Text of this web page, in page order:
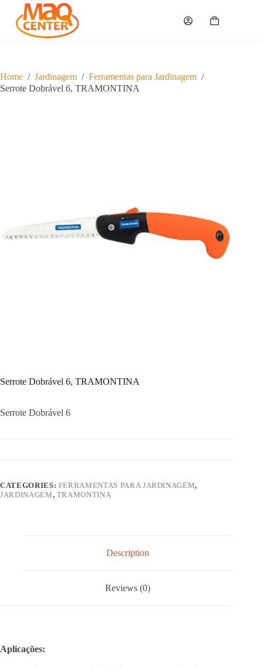
u
a
r
Carrinho
Home / Jardinagem / Ferramentas para Jardinagem /
Serrote Dobrável 6, TRAMONTINA
Serrote Dobrável 6, TRAMONTINA
Serrote Dobrável 6
CATEGORIES: FERRAMENTAS PARA JARDINAGEM,
JARDINAGEM, TRAMONTINA
Description
Reviews (0)
Aplicações: